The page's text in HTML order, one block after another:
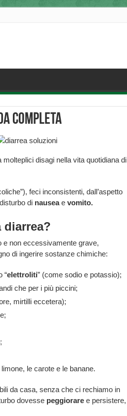
completa
disagi nella vita quotidiana di
feci inconsistenti, dall’aspetto
di nauseae vomito.
e non eccessivamente grave,
di ingerire sostanze chimiche:
“elettroliti” (come sodio e potassio);
che per i più piccini;
mirtilli eccetera);
le carote e le banane.
da casa, senza che ci rechiamo in
dovesse peggioraree persistere,